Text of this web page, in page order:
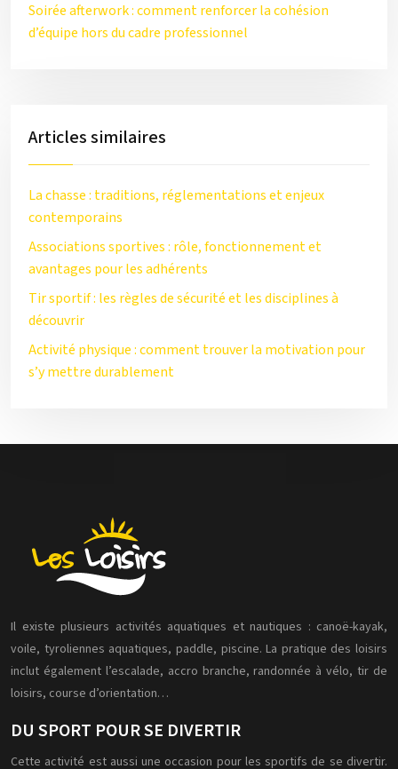
Soirée afterwork : comment renforcer la cohésion
d’équipe hors du cadre professionnel
Articles similaires
La chasse : traditions, réglementations et enjeux
contemporains
Associations sportives : rôle, fonctionnement et
avantages pour les adhérents
Tir sportif : les règles de sécurité et les disciplines à
découvrir
Activité physique : comment trouver la motivation pour
s’y mettre durablement
Il existe plusieurs activités aquatiques et nautiques : canoë-kayak,
voile, tyroliennes aquatiques, paddle, piscine. La pratique des loisirs
inclut également l’escalade, accro branche, randonnée à vélo, tir de
loisirs, course d’orientation…
DU SPORT POUR SE DIVERTIR
Cette activité est aussi une occasion pour les sportifs de se divertir.